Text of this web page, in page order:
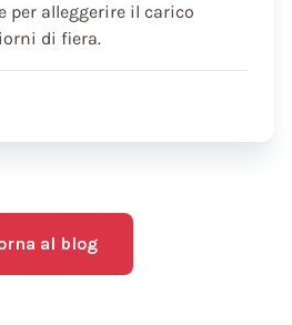
per alleggerire il carico
di fiera.
al blog